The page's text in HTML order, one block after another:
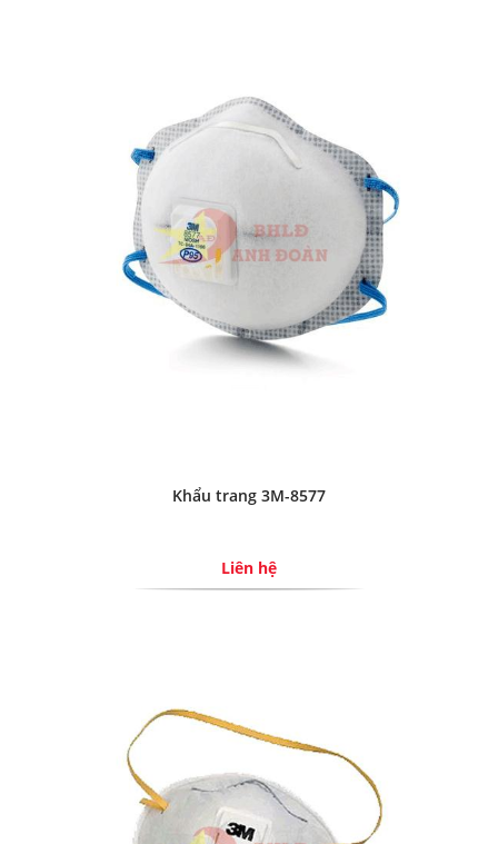
Khẩu trang 3M-8577
Liên hệ